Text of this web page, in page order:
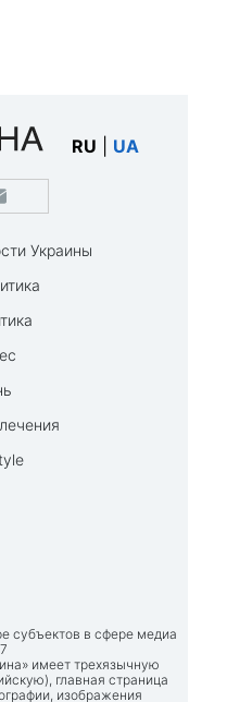
RU UA
Украины
субъектов в сфере медиа
имеет трехязычную
главная страница
изображения